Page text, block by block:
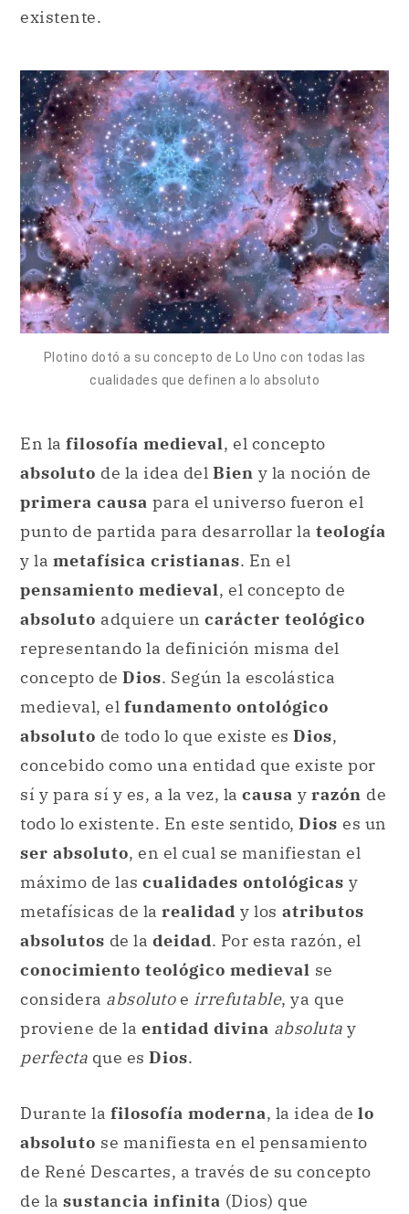
existente.
Plotino dotó a su concepto de Lo Uno con todas las
cualidades que definen a lo absoluto
En la filosofía medieval, el concepto
absoluto de la idea del Bien y la noción de
primera causa para el universo fueron el
punto de partida para desarrollar la teología
y la metafísica cristianas. En el
pensamiento medieval, el concepto de
absoluto adquiere un carácter teológico
representando la definición misma del
concepto de Dios. Según la escolástica
medieval, el fundamento ontológico
absoluto de todo lo que existe es Dios,
concebido como una entidad que existe por
sí y para sí y es, a la vez, la causa y razón de
todo lo existente. En este sentido, Dios es un
ser absoluto, en el cual se manifiestan el
máximo de las cualidades ontológicas y
metafísicas de la realidad y los atributos
absolutos de la deidad. Por esta razón, el
conocimiento teológico medieval se
considera absolutoe irrefutable, ya que
proviene de la entidad divina absoluta y
perfecta que es Dios.
Durante la filosofía moderna, la idea de lo
absoluto se manifiesta en el pensamiento
de René Descartes, a través de su concepto
de la sustancia infinita (Dios) que